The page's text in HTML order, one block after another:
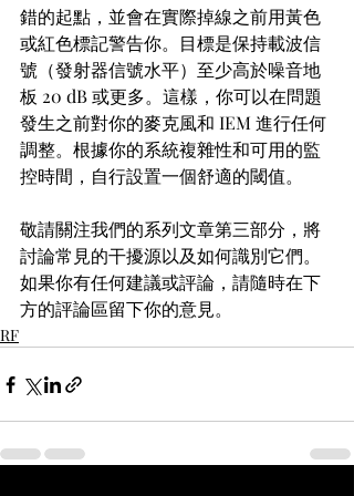
錯的起點，並會在實際掉線之前用黃色
或紅色標記警告你。目標是保持載波信
號（發射器信號水平）至少高於噪音地
板 20 dB 或更多。這樣，你可以在問題
發生之前對你的麥克風和 IEM 進行任何
調整。根據你的系統複雜性和可用的監
控時間，自行設置一個舒適的閾值。
敬請關注我們的系列文章第三部分，將
討論常見的干擾源以及如何識別它們。
如果你有任何建議或評論，請隨時在下
方的評論區留下你的意見。
RF